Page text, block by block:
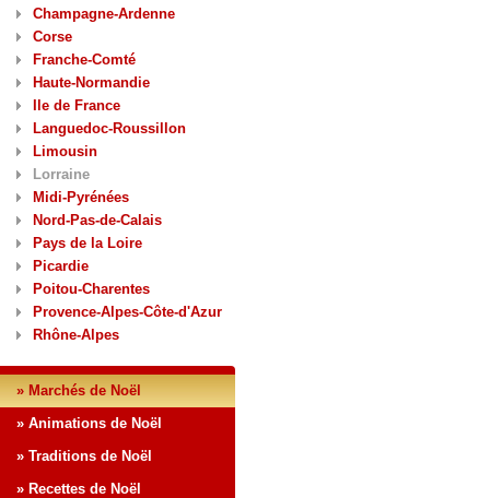
Champagne-Ardenne
Corse
Franche-Comté
Haute-Normandie
Ile de France
Languedoc-Roussillon
Limousin
Lorraine
Midi-Pyrénées
Nord-Pas-de-Calais
Pays de la Loire
Picardie
Poitou-Charentes
Provence-Alpes-Côte-d'Azur
Rhône-Alpes
» Marchés de Noël
» Animations de Noël
» Traditions de Noël
» Recettes de Noël